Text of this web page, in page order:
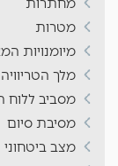
מטרות
מיומנויות
מלך הטריוויה
מסביב ללוח
מסיבת סיום
מצב ביטחוני